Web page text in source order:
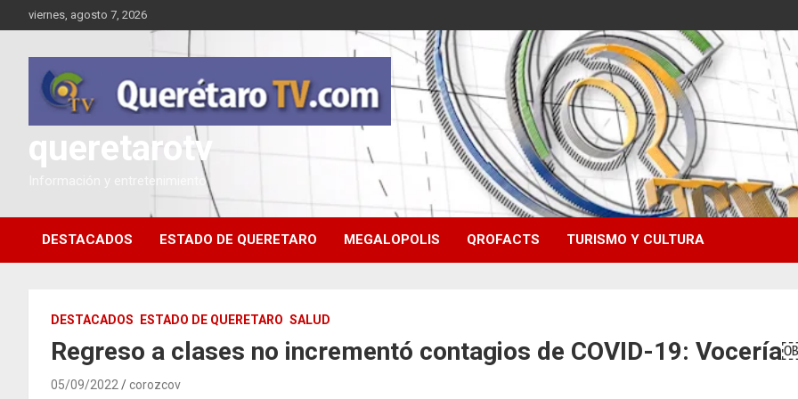
al
viernes, agosto 7, 2026
queretarotv
Información y entretenimiento
DESTACADOS ESTADO DE QUERETARO MEGALOPOLIS QROFACTS TURISMO Y CULTURA
DESTACADOS ESTADO DE QUERETARO SALUD
Regreso a clases no incrementó contagios de COVID-19:
05/09/2022 corozcov